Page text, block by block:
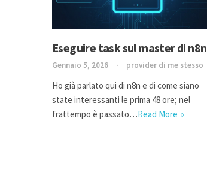
Eseguire task sul master di n8n
Gennaio 5, 2026 provider di me stesso
Ho già parlato qui di n8n e di come siano
state interessanti le prima 48 ore; nel
frattempo è passato…Read More